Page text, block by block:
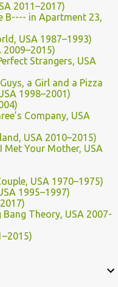
2011–2017)
B---- in Apartment 23,
USA 1987–1993)
Strangers, USA
a Girl and a Pizza
1998–2001)
Company, USA
USA 2010–2015)
Met Your Mother, USA
USA 1970–1975)
1995–1997)
Theory, USA 2007-